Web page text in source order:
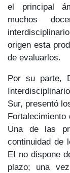
el principal
muchos
origen esta
de evaluarlos.
Por su parte,
Sur, presentó
Una de las
continuidad de
EI no dispone
plazo; una